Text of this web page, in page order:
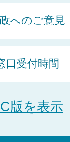
へのご意見
口受付時間
版を表示